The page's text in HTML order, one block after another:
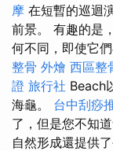
摩 在短暫的巡迴
前景。 有趣的是
何不同，即使它
整骨 外燴 西區整
證 旅行社 Beach
海龜。 台中刮痧
了，但是您不知
自然形成還提供